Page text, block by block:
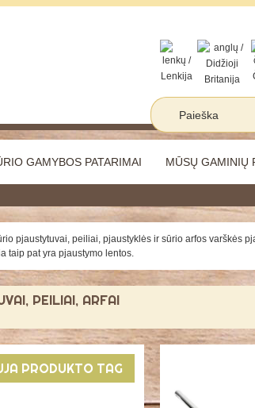
GAMYBOS PATARIMAI MŪSŲ GAMINIŲ
pjaustytuvai, peiliai, pjaustyklės ir sūrio arfos varškės
taip pat yra pjaustymo lentos.
PEILIAI, ARFAI
PRODUKTO TAG